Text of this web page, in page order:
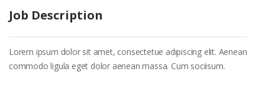
Job Description
Lorem ipsum dolor sit amet, consectetue adipiscing elit. Aenean
commodo ligula eget dolor aenean massa. Cum sociisum.